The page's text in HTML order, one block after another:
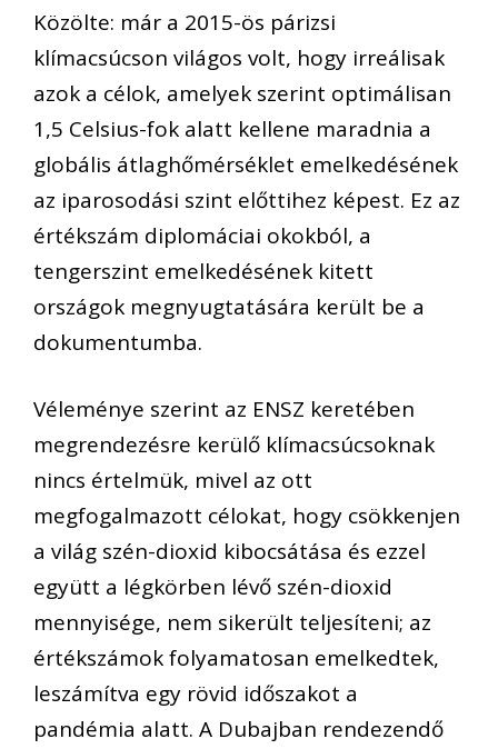
Közölte: már a 2015-ös párizsi
klímacsúcson világos volt, hogy irreálisak
azok a célok, amelyek szerint optimálisan
1,5 Celsius-fok alatt kellene maradnia a
globális átlaghőmérséklet emelkedésének
az iparosodási szint előttihez képest. Ez az
értékszám diplomáciai okokból, a
tengerszint emelkedésének kitett
országok megnyugtatására került be a
dokumentumba.
Véleménye szerint az ENSZ keretében
megrendezésre kerülő klímacsúcsoknak
nincs értelmük, mivel az ott
megfogalmazott célokat, hogy csökkenjen
a világ szén-dioxid kibocsátása és ezzel
együtt a légkörben lévő szén-dioxid
mennyisége, nem sikerült teljesíteni; az
értékszámok folyamatosan emelkedtek,
leszámítva egy rövid időszakot a
pandémia alatt. A Dubajban rendezendő